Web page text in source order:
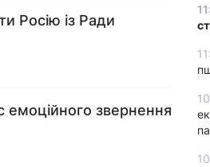
Росію із Ради
звернення